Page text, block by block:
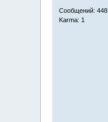
Сообщений: 448
Karma: 1